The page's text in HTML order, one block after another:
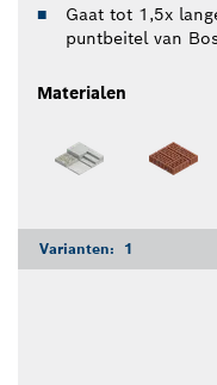
Gaat tot 1,5x
puntbeitel van
Materialen
Varianten: 1